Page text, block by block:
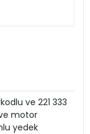
ve 221 333
ve motor
yedek